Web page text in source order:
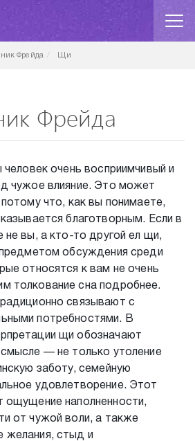
Фрейда Щи
Фрейда
очень восприимчивый и
чужое влияние. Это может
что, как вы понимаете,
благотворным. Если в
не вы, а кто-то другой ел щи,
обсуждения среди
относятся к вам не очень
толкование сна подробнее.
связывают с
потребностями. В
щи обозначают
— не только утоление
заботу, семейную
удовлетворение. Этот
ощущение наполненности,
от чужой воли, а также
желания, стыд и